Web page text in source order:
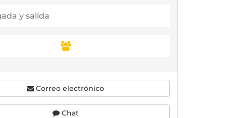
Correo electrónico
Chat